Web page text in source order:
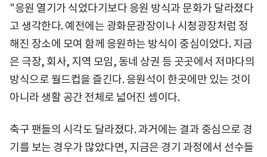
"응원 열기가 식었다기보다 응원 방식과 문화가 달라졌다
고 생각한다. 예전에는 광화문광장이나 시청광장처럼 정
해진 장소에 모여 함께 응원하는 방식이 중심이었다. 지금
은 극장, 회사, 지역 모임, 동네 상권 등 곳곳에서 저마다의
방식으로 월드컵을 즐긴다. 응원석이 한곳에만 있는 것이
아니라 생활 공간 전체로 넓어진 셈이다.
축구 팬들의 시각도 달라졌다. 과거에는 결과 중심으로 경
기를 보는 경우가 많았다면, 지금은 경기 과정에서 선수들